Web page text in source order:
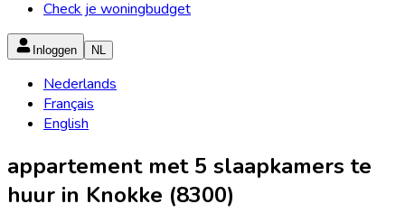
Check je woningbudget
Inloggen NL
Nederlands
Français
English
appartement met 5 slaapkamers te
huur in Knokke (8300)